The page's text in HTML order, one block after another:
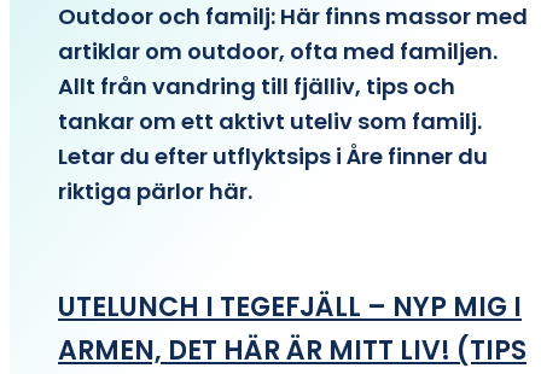
Outdoor och familj: Här finns massor med
artiklar om outdoor, ofta med familjen.
Allt från vandring till fjälliv, tips och
tankar om ett aktivt uteliv som familj.
Letar du efter utflyktsips i Åre finner du
riktiga pärlor här.
UTELUNCH I TEGEFJÄLL – NYP MIG I
ARMEN, DET HÄR ÄR MITT LIV! (TIPS